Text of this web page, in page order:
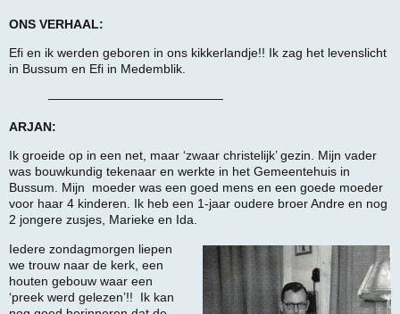
ONS VERHAAL:
Efi en ik werden geboren in ons kikkerlandje!! Ik zag het levenslicht
in Bussum en Efi in Medemblik.
——————————————
ARJAN:
Ik groeide op in een net, maar ‘zwaar christelijk’ gezin. Mijn vader
was bouwkundig tekenaar en werkte in het Gemeentehuis in
Bussum. Mijn moeder was een goed mens en een goede moeder
voor haar 4 kinderen. Ik heb een 1-jaar oudere broer Andre en nog
2 jongere zusjes, Marieke en Ida.
Iedere zondagmorgen liepen
we trouw naar de kerk, een
houten gebouw waar een
‘preek werd gelezen’!! Ik kan